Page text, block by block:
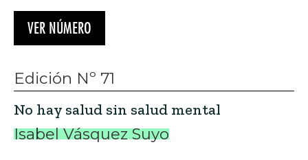
VER NÚMERO
Edición Nº 71
No hay salud sin salud mental
Isabel Vásquez Suyo